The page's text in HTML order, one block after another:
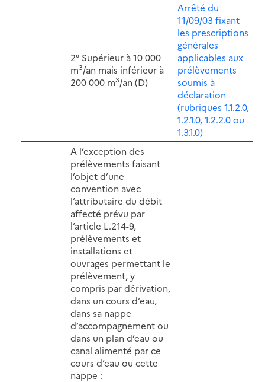
2° Supérieur à 10 000
m3/an mais inférieur à
200 000 m3/an (D)
Arrêté du
11/09/03 fixant
les prescriptions
générales
applicables aux
prélèvements
soumis à
déclaration
(rubriques 1.1.2.0,
1.2.1.0, 1.2.2.0 ou
1.3.1.0)
A l’exception des
prélèvements faisant
l’objet d’une
convention avec
l’attributaire du débit
affecté prévu par
l’article L.214-9,
prélèvements et
installations et
ouvrages permettant le
prélèvement, y
compris par dérivation,
dans un cours d’eau,
dans sa nappe
d’accompagnement ou
dans un plan d’eau ou
canal alimenté par ce
cours d’eau ou cette
nappe :